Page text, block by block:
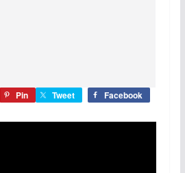
Facebook
Tweet
Pin